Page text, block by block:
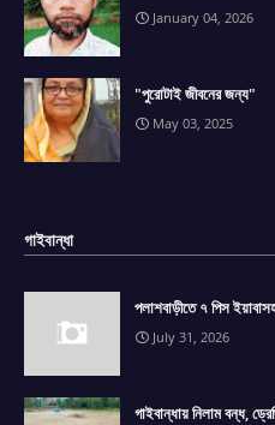
January 04, 2026
"পুরোটাই জীবনের জন্য"
May 03, 2025
গাইবান্ধা
পলাশবাড়ীতে ৭ পিস
July 31, 2026
গাইবান্ধায় নিলাম বন্ধ,